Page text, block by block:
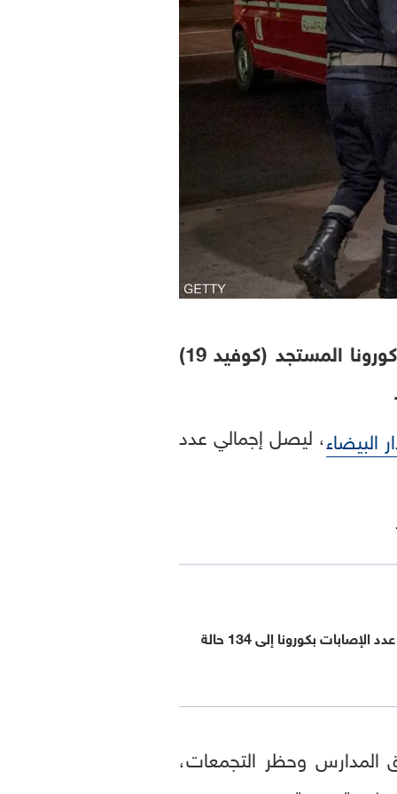
أعلنت وزارة الصحة المغربية، مساء الخميس، أن عدد حالات الإصابة بفيروس كورونا المستجد (كوفيد 19)
البيضاء، ليصل إجمالي عدد
بكورونا إلى 134 حالة
المدارس وحظر التجمعات،